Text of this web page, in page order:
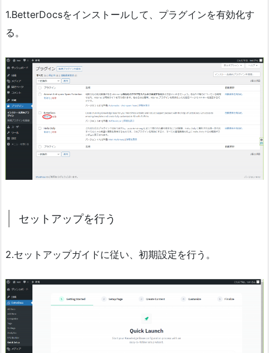
1.BetterDocsをインストールして、プラグインを有効化す
る。
セットアップを行う
2.セットアップガイドに従い、初期設定を行う。